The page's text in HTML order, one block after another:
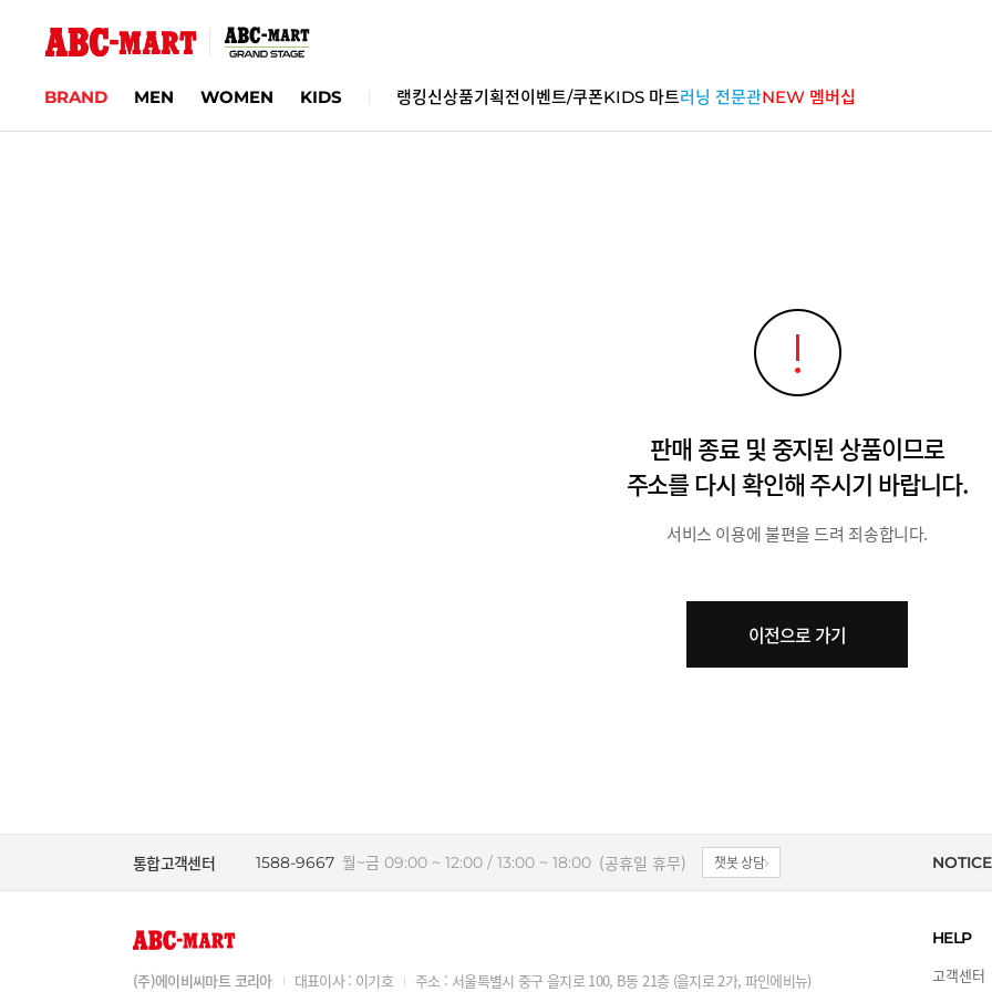
BRAND MEN WOMEN KIDS 랭킹신상품기획전이벤트/쿠폰KIDS 마트러닝 전문관NEW 멤버십
판매 종료 및 중지된 상품이므로
주소를 다시 확인해 주시기 바랍니다.
서비스 이용에 불편을 드려 죄송합니다.
이전으로 가기
통합고객센터 1588-9667 월~금 09:00 ~ 12:00 / 13:00 ~ 18:00 (공휴일 휴무) 챗봇 상담 NOTICE
(주)에이비씨마트 코리아 대표이사 : 이기호 주소 : 서울특별시 중구 을지로 100, B동 21층 (을지로 2가, 파인에비뉴)
HELP
고객센터